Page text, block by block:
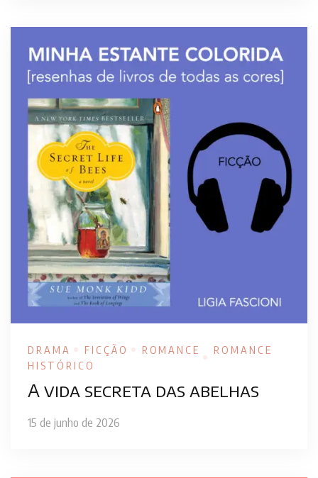
DRAMA FICÇÃO ROMANCE
ROMANCE
HISTÓRICO
A vida secreta das abelhas
15 de junho de 2026